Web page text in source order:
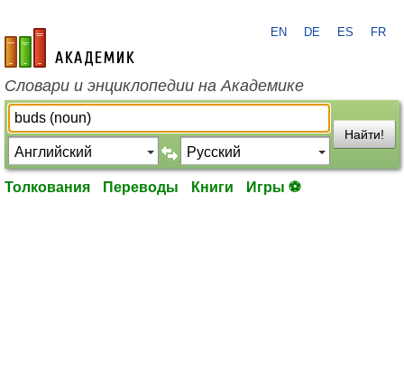
academic.ru
EN DE ES FR
Словари и энциклопедии на Академике
Найти!
Толкования Переводы Книги Игры ⚽